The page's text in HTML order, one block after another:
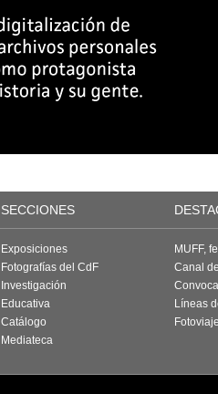
SECCIONES
Exposiciones
Fotografías del CdF
Investigación
Educativa
Catálogo
Mediateca
MUFF,
Canal
Líneas